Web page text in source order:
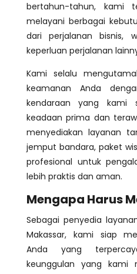
bertahun-tahun, kami
melayani berbagai
dari perjalanan bisnis,
keperluan perjalanan
Kami selalu
keamanan Anda
kendaraan yang kami
keadaan prima dan
menyediakan layanan
jemput bandara, paket
profesional untuk
lebih praktis dan aman.
Mengapa Harus
Sebagai penyedia
Makassar, kami siap
Anda yang
keunggulan yang kami